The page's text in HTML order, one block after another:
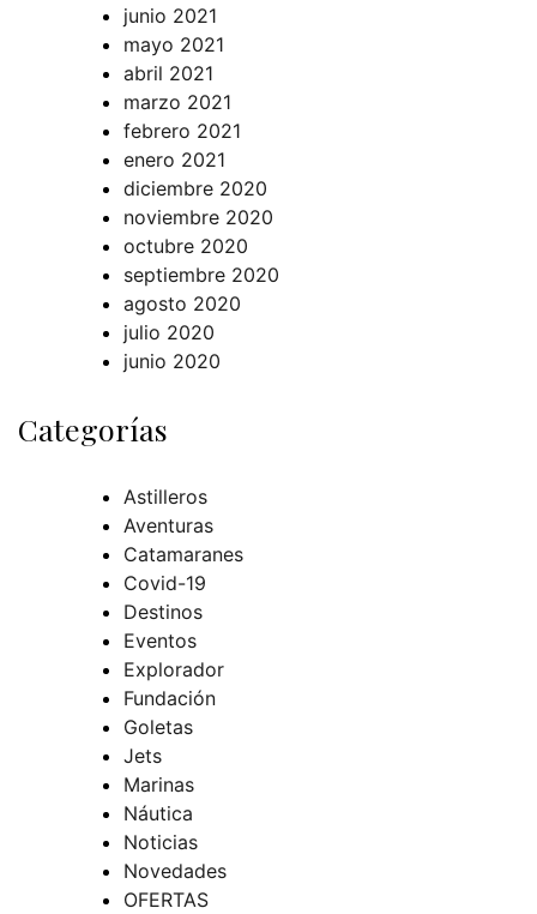
junio 2021
mayo 2021
abril 2021
marzo 2021
febrero 2021
enero 2021
diciembre 2020
noviembre 2020
octubre 2020
septiembre 2020
agosto 2020
julio 2020
junio 2020
Categorías
Astilleros
Aventuras
Catamaranes
Covid-19
Destinos
Eventos
Explorador
Fundación
Goletas
Jets
Marinas
Náutica
Noticias
Novedades
OFERTAS